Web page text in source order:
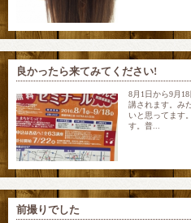
良かったら来てみてください!
8月1日から9月
講されます。み
いと思ってます
す。普...
前撮りでした